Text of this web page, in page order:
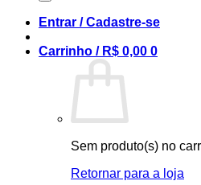
Entrar / Cadastre-se
Carrinho / R$ 0,00 0
Sem produto(s) no
Retornar para a loja